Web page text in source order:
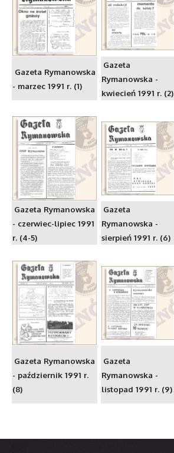
Gazeta Rymanowska
- marzec 1991 r. (1)
Gazeta
Rymanowska -
kwiecień 1991 r. (2)
Gazeta Rymanowska
- czerwiec-lipiec 1991
r. (4-5)
Gazeta
Rymanowska -
sierpień 1991 r. (6)
Gazeta Rymanowska
- październik 1991 r.
(8)
Gazeta
Rymanowska -
listopad 1991 r. (9)